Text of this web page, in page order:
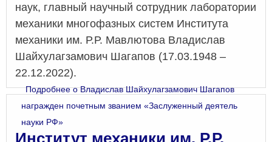
наук, главный научный сотрудник лаборатории
механики многофазных систем Института
механики им. Р.Р. Мавлютова Владислав
Шайхулагзамович Шагапов (17.03.1948 –
22.12.2022).
Подробнеео Владислав Шайхулагзамович Шагапов
награжден почетным званием «Заслуженный деятель
науки РФ»
Институт механики им. Р.Р.